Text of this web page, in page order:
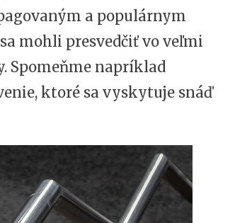
a populárnym
mohli presvedčiť vo veľmi
Spomeňme napríklad
ktoré sa vyskytuje snáď